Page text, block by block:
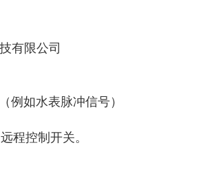
有限公司
例如水表脉冲信号）
程控制开关。